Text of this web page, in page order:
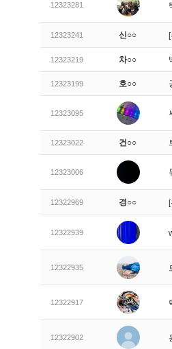
12323281
12323241 신○○
12323219 차○○
12323199 호○○
12323095
12323022 건○○
12323006
12322969 경○○
12322939
12322935
12322917
12322902